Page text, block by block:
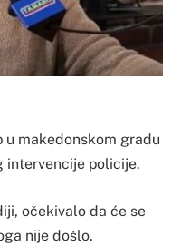
u makedonskom gradu
intervencije policije.
očekivalo da će se
nije došlo.